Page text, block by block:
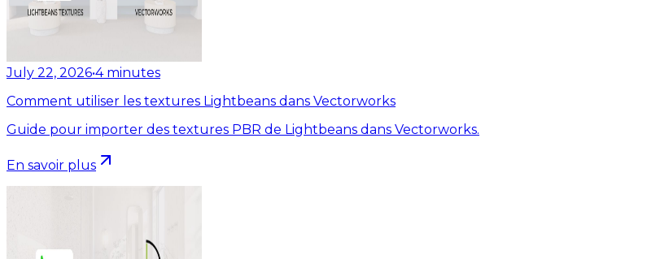
July 22, 2026•4 minutes
Comment utiliser les textures Lightbeans dans Vectorworks
Guide pour importer des textures PBR de Lightbeans dans Vectorworks.
En savoir plus